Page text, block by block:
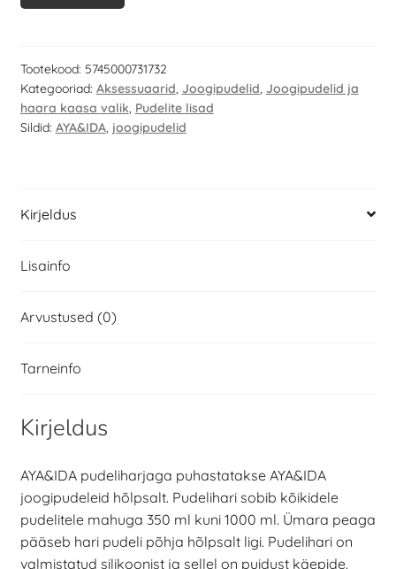
Tootekood: 5745000731732
Kategooriad: Aksessuaarid, Joogipudelid, Joogipudelid ja
haara kaasa valik, Pudelite lisad
Sildid: AYA&IDA, joogipudelid
Kirjeldus
Lisainfo
Arvustused (0)
Tarneinfo
Kirjeldus
AYA&IDA pudeliharjaga puhastatakse AYA&IDA
joogipudeleid hõlpsalt. Pudelihari sobib kõikidele
pudelitele mahuga 350 ml kuni 1000 ml. Ümara peaga
pääseb hari pudeli põhja hõlpsalt ligi. Pudelihari on
valmistatud silikoonist ja sellel on puidust käepide.